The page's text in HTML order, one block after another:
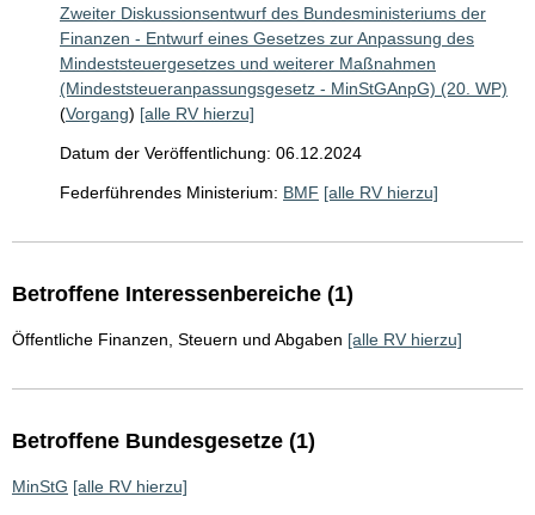
Zweiter Diskussionsentwurf des Bundesministeriums der
Finanzen - Entwurf eines Gesetzes zur Anpassung des
Mindeststeuergesetzes und weiterer Maßnahmen
(Mindeststeueranpassungsgesetz - MinStGAnpG) (20. WP)
(Vorgang) [alle RV hierzu]
Datum der Veröffentlichung: 06.12.2024
Federführendes Ministerium: BMF [alle RV hierzu]
Betroffene Interessenbereiche (1)
Öffentliche Finanzen, Steuern und Abgaben [alle RV hierzu]
Betroffene Bundesgesetze (1)
MinStG [alle RV hierzu]